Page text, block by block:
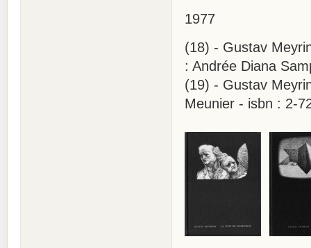
1977
(18) - Gustav
: Andrée Diana
(19) - Gustav
Meunier - isbn : 2-